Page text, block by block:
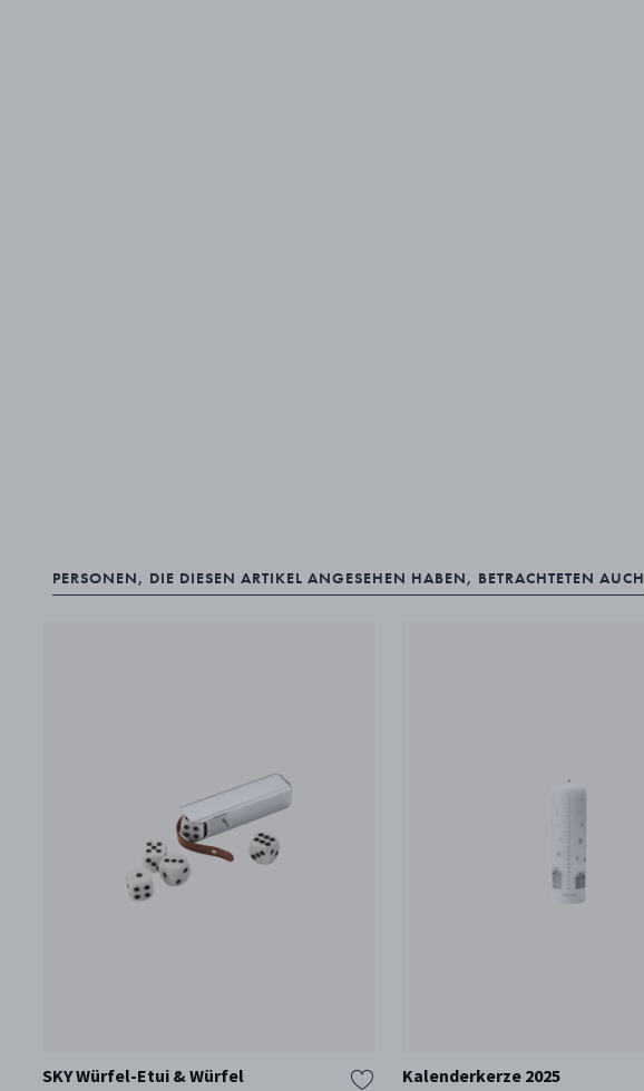
PERSONEN, DIE DIESEN ARTIKEL ANGESEHEN HABEN, BETRACHTETEN AUCH
SKY Würfel-Etui & Würfel Kalenderkerze 2025